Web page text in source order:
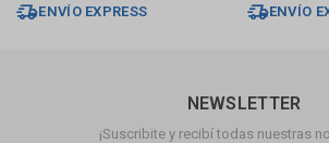
ENVÍO EXPRESS ENVÍO
NEWSLETTER
¡Suscribite y recibí todas nuestras